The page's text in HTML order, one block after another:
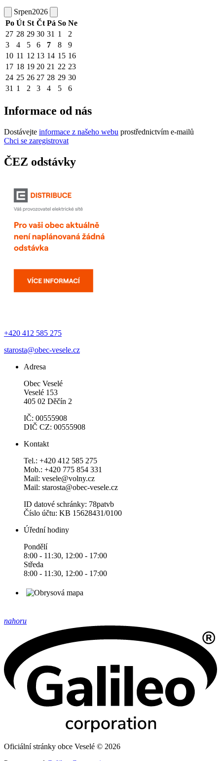
Srpen2026
Po Út St Čt Pá So Ne
27 28 29 30 31 1
2
3
4 5 6 7 8
9
10 11 12 13 14 15 16
17 18 19 20 21 22 23
24 25 26 27 28 29 30
31 1 2 3 4 5 6
Informace od nás
Dostávejte informace z našeho webu prostřednictvím e-mailů
Chci se zaregistrovat
ČEZ odstávky
+420 412 585 275
starosta@obec-vesele.cz
Adresa
Obec Veselé
Veselé 153
405 02 Děčín 2
IČ: 00555908
DIČ CZ: 00555908
Kontakt
Tel.: +420 412 585 275
Mob.: +420 775 854 331
Mail: vesele@volny.cz
Mail: starosta@obec-vesele.cz
ID datové schránky: 78patvb
Číslo účtu: KB 15628431/0100
Úřední hodiny
Pondělí
8:00 - 11:30, 12:00 - 17:00
Středa
8:00 - 11:30, 12:00 - 17:00
nahoru
Oficiální stránky obce Veselé © 2026